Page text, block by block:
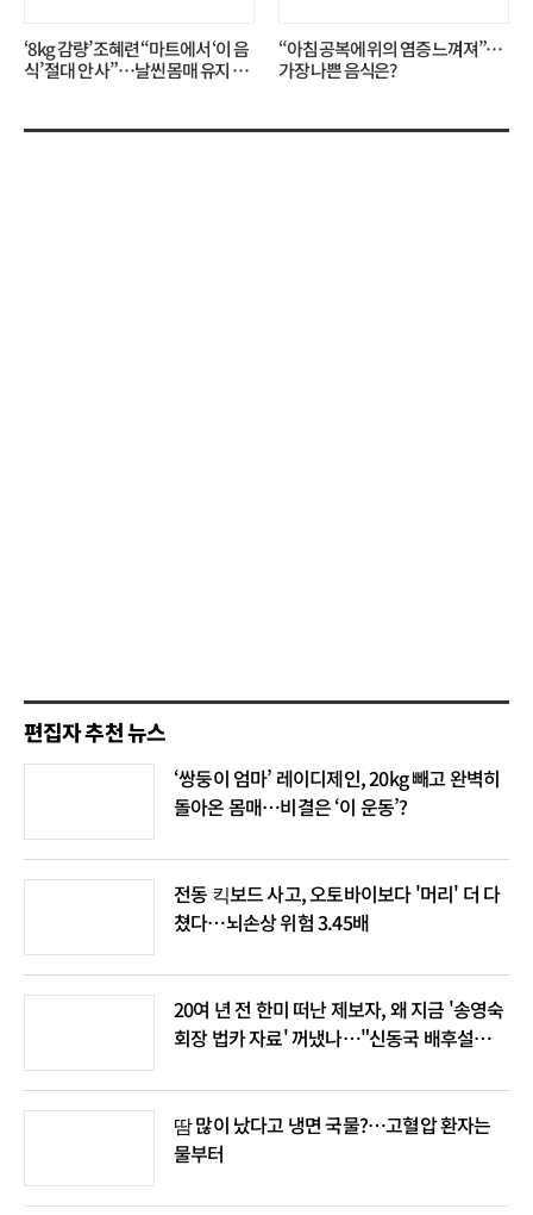
‘8kg 감량’ 조혜련 “마트에서 ‘이 음
식’ 절대 안 사”…날씬 몸매 유지 비
“아침 공복에 위의 염증 느껴져”…
가장 나쁜 음식은?
편집자 추천 뉴스
‘쌍둥이 엄마’ 레이디제인, 20kg 빼고 완벽히
돌아온 몸매…비결은 ‘이 운동’?
전동 킥보드 사고, 오토바이보다 '머리' 더 다
쳤다…뇌손상 위험 3.45배
20여 년 전 한미 떠난 제보자, 왜 지금 '송영숙
회장 법카 자료' 꺼냈나…"신동국 배후설은
땀 많이 났다고 냉면 국물?…고혈압 환자는
물부터